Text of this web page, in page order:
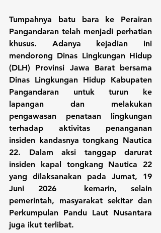
Tumpahnya batu bara ke Perairan
Pangandaran telah menjadi perhatian
khusus. Adanya kejadian ini
mendorong Dinas Lingkungan Hidup
(DLH) Provinsi Jawa Barat bersama
Dinas Lingkungan Hidup Kabupaten
Pangandaran untuk turun ke
lapangan dan melakukan
pengawasan penataan lingkungan
terhadap aktivitas penanganan
insiden kandasnya tongkang Nautica
22. Dalam aksi tanggap darurat
insiden kapal tongkang Nautica 22
yang dilaksanakan pada Jumat, 19
Juni 2026  kemarin, selain
pemerintah, masyarakat sekitar dan
Perkumpulan Pandu Laut Nusantara
juga ikut terlibat.